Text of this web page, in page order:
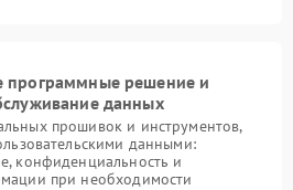
программные решение и
данных
прошивок и инструментов,
данными:
конфиденциальность и
при необходимости